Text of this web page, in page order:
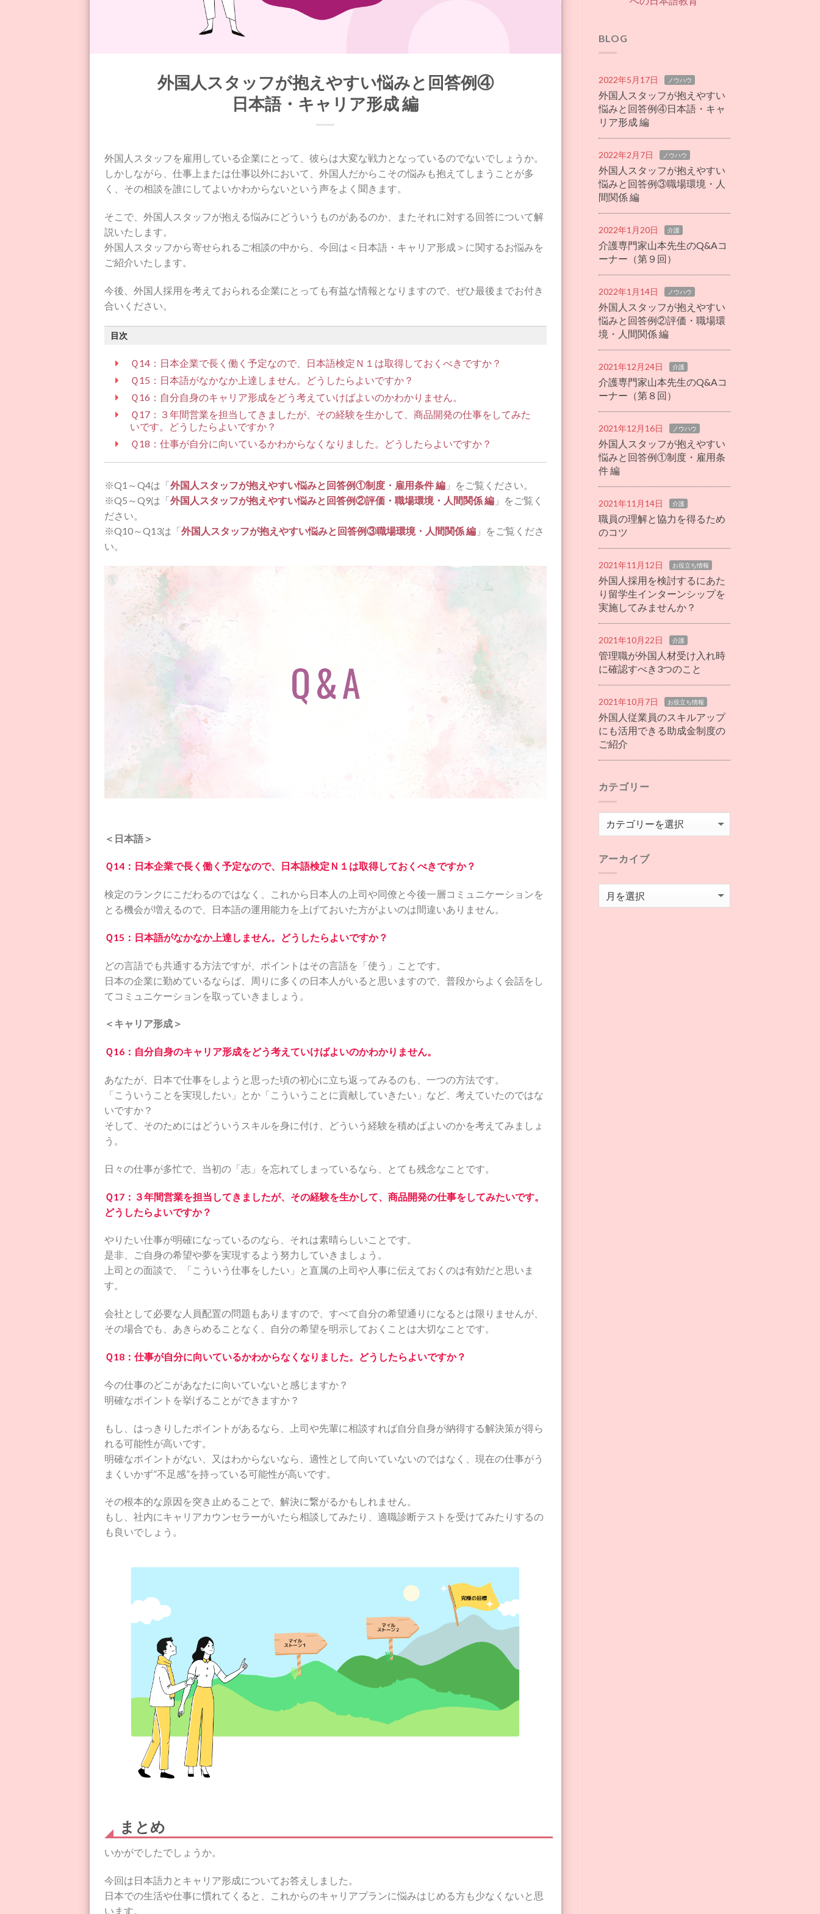
外国人スタッフが抱えやすい悩みと回答例④
日本語・キャリア形成 編
外国人スタッフを雇用している企業にとって、彼らは大変な戦力となっているのでないでしょうか。
しかしながら、仕事上または仕事以外において、外国人だからこその悩みも抱えてしまうことが多
く、その相談を誰にしてよいかわからないという声をよく聞きます。
そこで、外国人スタッフが抱える悩みにどういうものがあるのか、またそれに対する回答について解
説いたします。
外国人スタッフから寄せられるご相談の中から、今回は＜日本語・キャリア形成＞に関するお悩みを
ご紹介いたします。
今後、外国人採用を考えておられる企業にとっても有益な情報となりますので、ぜひ最後までお付き
合いください。
目次
Ｑ14：日本企業で長く働く予定なので、日本語検定Ｎ１は取得しておくべきですか？
Ｑ15：日本語がなかなか上達しません。どうしたらよいですか？
Ｑ16：自分自身のキャリア形成をどう考えていけばよいのかわかりません。
Ｑ17：３年間営業を担当してきましたが、その経験を生かして、商品開発の仕事をしてみた
いです。どうしたらよいですか？
Ｑ18：仕事が自分に向いているかわからなくなりました。どうしたらよいですか？
※Q1～Q4は「外国人スタッフが抱えやすい悩みと回答例①制度・雇用条件 編 」をご覧ください。
※Q5～Q9は「外国人スタッフが抱えやすい悩みと回答例②評価・職場環境・人間関係 編 」をご覧く
ださい。
※Q10～Q13は「外国人スタッフが抱えやすい悩みと回答例③職場環境・人間関係 編 」をご覧くださ
い。
＜日本語＞
Ｑ14：日本企業で長く働く予定なので、日本語検定Ｎ１は取得しておくべきですか？
検定のランクにこだわるのではなく、これから日本人の上司や同僚と今後一層コミュニケーションを
とる機会が増えるので、日本語の運用能力を上げておいた方がよいのは間違いありません。
Ｑ15：日本語がなかなか上達しません。どうしたらよいですか？
どの言語でも共通する方法ですが、ポイントはその言語を「使う」ことです。
日本の企業に勤めているならば、周りに多くの日本人がいると思いますので、普段からよく会話をし
てコミュニケーションを取っていきましょう。
＜キャリア形成＞
Ｑ16：自分自身のキャリア形成をどう考えていけばよいのかわかりません。
あなたが、日本で仕事をしようと思った頃の初心に立ち返ってみるのも、一つの方法です。
「こういうことを実現したい」とか「こういうことに貢献していきたい」など、考えていたのではな
いですか？
そして、そのためにはどういうスキルを身に付け、どういう経験を積めばよいのかを考えてみましょ
う。
日々の仕事が多忙で、当初の「志」を忘れてしまっているなら、とても残念なことです。
Ｑ17：３年間営業を担当してきましたが、その経験を生かして、商品開発の仕事をしてみたいです。
どうしたらよいですか？
やりたい仕事が明確になっているのなら、それは素晴らしいことです。
是非、ご自身の希望や夢を実現するよう努力していきましょう。
上司との面談で、「こういう仕事をしたい」と直属の上司や人事に伝えておくのは有効だと思いま
す。
会社として必要な人員配置の問題もありますので、すべて自分の希望通りになるとは限りませんが、
その場合でも、あきらめることなく、自分の希望を明示しておくことは大切なことです。
Ｑ18：仕事が自分に向いているかわからなくなりました。どうしたらよいですか？
今の仕事のどこがあなたに向いていないと感じますか？
明確なポイントを挙げることができますか？
もし、はっきりしたポイントがあるなら、上司や先輩に相談すれば自分自身が納得する解決策が得ら
れる可能性が高いです。
明確なポイントがない、又はわからないなら、適性として向いていないのではなく、現在の仕事がう
まくいかず”不足感”を持っている可能性が高いです。
その根本的な原因を突き止めることで、解決に繋がるかもしれません。
もし、社内にキャリアカウンセラーがいたら相談してみたり、適職診断テストを受けてみたりするの
も良いでしょう。
まとめ
いかがでしたでしょうか。
今回は日本語力とキャリア形成についてお答えしました。
日本での生活や仕事に慣れてくると、これからのキャリアプランに悩みはじめる方も少なくないと思
います。
BLOG
2022年5月17日 ノウハウ
外国人スタッフが抱えやすい
悩みと回答例④日本語・キャ
リア形成 編
2022年2月7日 ノウハウ
外国人スタッフが抱えやすい
悩みと回答例③職場環境・人
間関係 編
2022年1月20日 介護
介護専門家山本先生のQ&Aコ
ーナー（第９回）
2022年1月14日 ノウハウ
外国人スタッフが抱えやすい
悩みと回答例②評価・職場環
境・人間関係 編
2021年12月24日 介護
介護専門家山本先生のQ&Aコ
ーナー（第８回）
2021年12月16日 ノウハウ
外国人スタッフが抱えやすい
悩みと回答例①制度・雇用条
件 編
2021年11月14日 介護
職員の理解と協力を得るため
のコツ
2021年11月12日 お役立ち情報
外国人採用を検討するにあた
り留学生インターンシップを
実施してみませんか？
2021年10月22日 介護
管理職が外国人材受け入れ時
に確認すべき3つのこと
2021年10月7日 お役立ち情報
外国人従業員のスキルアップ
にも活用できる助成金制度の
ご紹介
カテゴリー
テ
リ
ー
アーカイブ
ー